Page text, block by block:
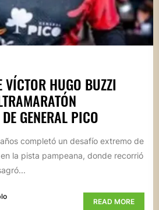
VÍCTOR HUGO BUZZI
GENERAL PICO
completó un desafío extremo de
la pista pampeana, donde recorrió
READ MORE